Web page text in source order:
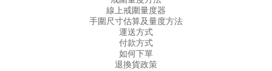
線上戒圍量度器
手圍尺寸估算及量度方法
運送方式
付款方式
如何下單
退換貨政策